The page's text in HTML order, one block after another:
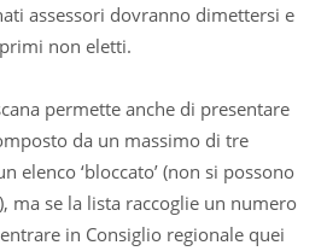
assessori dovranno dimettersi e
non eletti.
permette anche di presentare
da un massimo di tre
elenco ‘bloccato’ (non si possono
ma se la lista raccoglie un numero
in Consiglio regionale quei